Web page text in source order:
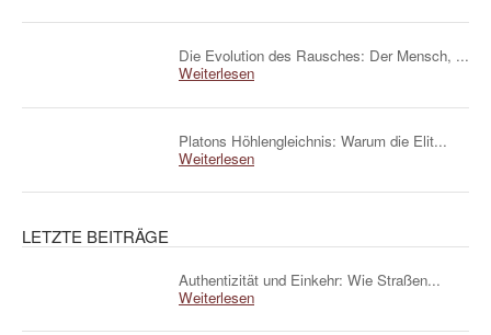
Die Evolution des Rausches: Der Mensch, ...
Weiterlesen
Platons Höhlengleichnis: Warum die Elit...
Weiterlesen
LETZTE BEITRÄGE
Authentizität und Einkehr: Wie Straßen...
Weiterlesen